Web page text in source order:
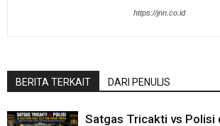
https://jnn.co.id
BERITA TERKAIT DARI PENULIS
Satgas Tricakti vs Polisi